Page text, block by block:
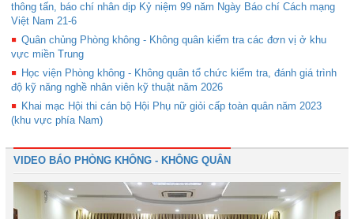
thông tấn, báo chí nhân dịp Kỷ niệm 99 năm Ngày Báo chí Cách mạng
Việt Nam 21-6
Quân chủng Phòng không - Không quân kiểm tra các đơn vị ở khu
vực miền Trung
Học viện Phòng không - Không quân tổ chức kiểm tra, đánh giá trình
độ kỹ năng nghề nhân viên kỹ thuật năm 2026
Khai mạc Hội thi cán bộ Hội Phụ nữ giỏi cấp toàn quân năm 2023
(khu vực phía Nam)
VIDEO BÁO PHÒNG KHÔNG - KHÔNG QUÂN